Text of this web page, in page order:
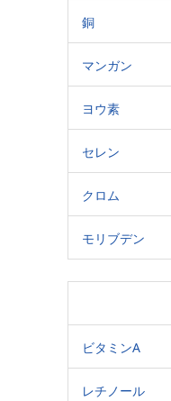
銅
マンガン
ヨウ素
セレン
クロム
モリブデン
ビタミンA
レチノール